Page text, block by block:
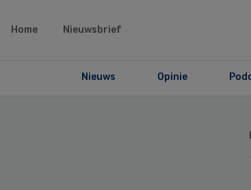
Home Nieuwsbrief
Nieuws Opinie